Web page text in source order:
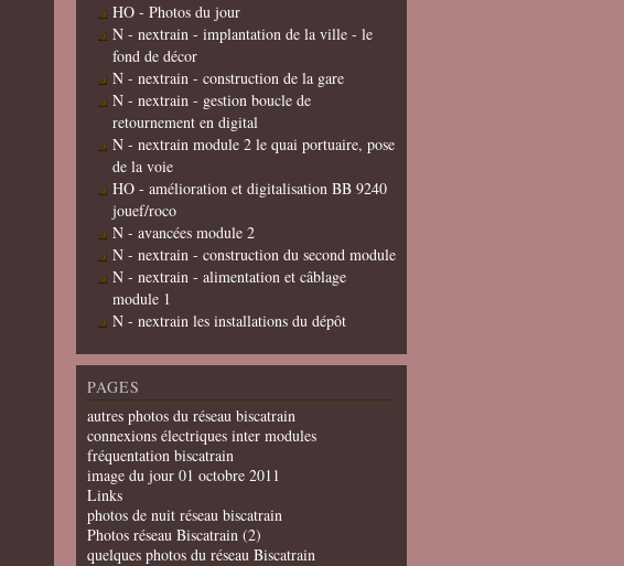
HO - Photos du jour
N - nextrain - implantation de la ville - le
fond de décor
N - nextrain - construction de la gare
N - nextrain - gestion boucle de
retournement en digital
N - nextrain module 2 le quai portuaire, pose
de la voie
HO - amélioration et digitalisation BB 9240
jouef/roco
N - avancées module 2
N - nextrain - construction du second module
N - nextrain - alimentation et câblage
module 1
N - nextrain les installations du dépôt
PAGES
autres photos du réseau biscatrain
connexions électriques inter modules
fréquentation biscatrain
image du jour 01 octobre 2011
Links
photos de nuit réseau biscatrain
Photos réseau Biscatrain (2)
quelques photos du réseau Biscatrain